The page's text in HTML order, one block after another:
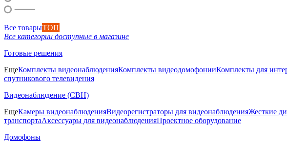
Все товарыТОП
Все категории доступные в магазине
Готовые решения
ЕщеКомплекты видеонаблюденияКомплекты видеодомофонииКомплекты для
спутникового телевидения
Видеонаблюдение (СВН)
ЕщеКамеры видеонаблюденияВидеорегистраторы для видеонаблюденияЖесткие
транспортаАксессуары для видеонаблюденияПроектное оборудование
Домофоны